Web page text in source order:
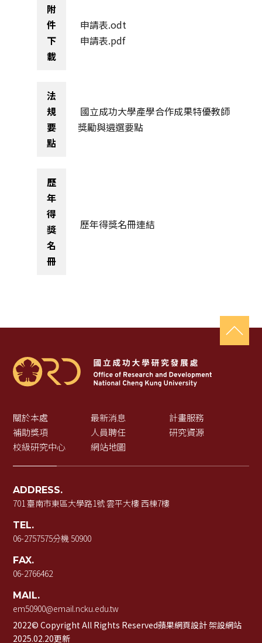
附
件
下
載
申請表.odt
申請表.pdf
法
規
要
點
國立成功大學產學合作成果特優教師
獎勵與遴選要點
歷
年
得
獎
名
冊
歷年得獎名冊連結
關於本處 最新消息
計畫服務
補助獎項
人員聘任
研究資源
校級研究中心
網站地圖
ADDRESS.
701 臺南市東區大學路1號 雲平大樓 西棟7樓
TEL.
06-2757575分機 50900
FAX.
06-2766462
MAIL.
em50900@email.ncku.edu.tw
2022© Copyright All Rights Reserved蘋果網頁設計架設網站
2025.02.20更新